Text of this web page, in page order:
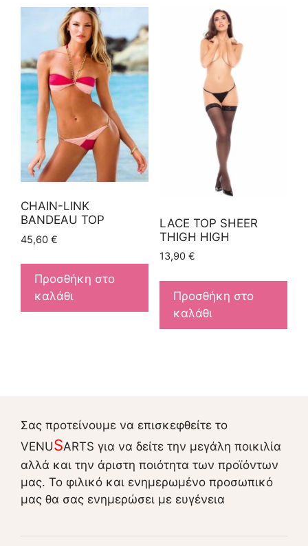
CHAIN-LINK
BANDEAU TOP
45,60 €
Προσθήκη στο
καλάθι
LACE TOP SHEER
THIGH HIGH
13,90 €
Προσθήκη στο
καλάθι
Σας προτείνουμε να επισκεφθείτε το
VENUSARTS για να δείτε την μεγάλη ποικιλία
αλλά και την άριστη ποιότητα των προϊόντων
μας. Το φιλικό και ενημερωμένο προσωπικό
μας θα σας ενημερώσει με ευγένεια